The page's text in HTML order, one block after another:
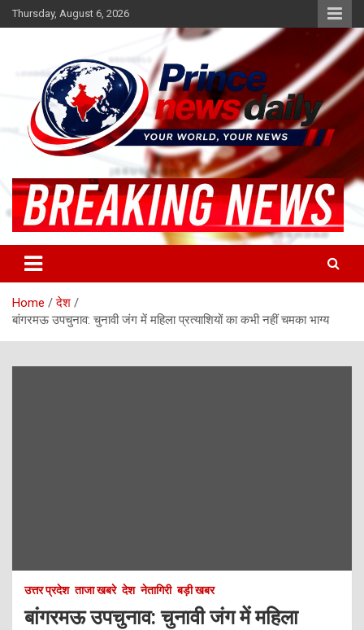
Skip
to
Thursday, August 6, 2026
Princenews Daily
Home
देश
बांगरमऊ उपचुनाव: चुनावी जंग में महिला प्रत्याशियों का कभी नहीं चमका भाग्य
उत्तर प्रदेश ताजा खबरे देश नेतागिरी बड़ी खबर
बांगरमऊ उपचुनाव: चुनावी जंग में महिला